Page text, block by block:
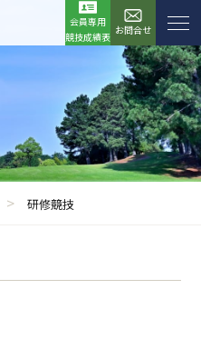
会員専用
競技成績表
お問合せ
> 研修競技